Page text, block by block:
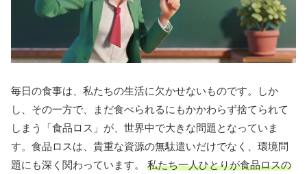
毎日の食事は、私たちの生活に欠かせないものです。しか
し、その一方で、まだ食べられるにもかかわらず捨てられて
しまう「食品ロス」が、世界中で大きな問題となっていま
す。食品ロスは、貴重な資源の無駄遣いだけでなく、環境問
題にも深く関わっています。 私たち一人ひとりが食品ロスの